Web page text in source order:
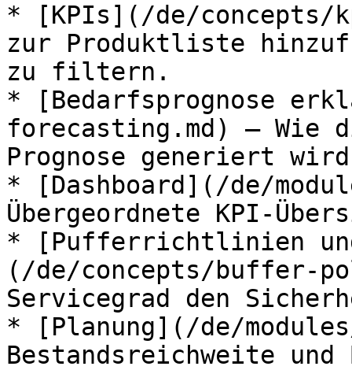
* [KPIs](/de/concepts/
zur Produktliste
zu filtern.
* [Bedarfsprognose
forecasting.md) — Wie
Prognose generiert
* [Dashboard](/de/
Übergeordnete KPI-
* [Pufferrichtlinien
(/de/concepts/buffer-
Servicegrad den
* [Planung](/de/
Bestandsreichweite